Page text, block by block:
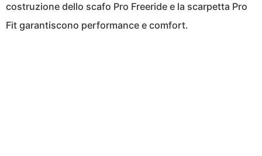
costruzione dello scafo Pro Freeride e la scarpetta Pro
Fit garantiscono performance e comfort.